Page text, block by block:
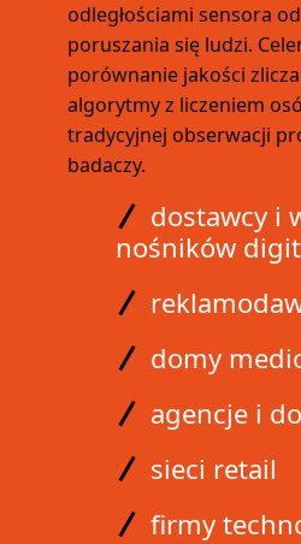
odległościami sensora
poruszania się ludzi.
porównanie jakości
algorytmy z liczeniem
tradycyjnej obserwacji
badaczy.
A dostawcy i
nośników
A
A domy
A agencje i
A sieci retail
A firmy